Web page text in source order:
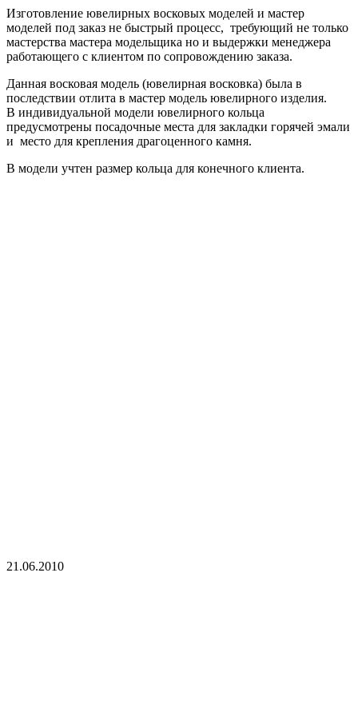
Изготовление ювелирных восковых моделей и мастер
моделей под заказ не быстрый процесс, требующий не только
мастерства мастера модельщика но и выдержки менеджера
работающего с клиентом по сопровождению заказа.
Данная восковая модель (ювелирная восковка) была в
последствии отлита в мастер модель ювелирного изделия.
В индивидуальной модели ювелирного кольца
предусмотрены посадочные места для закладки горячей эмали
и место для крепления драгоценного камня.
В модели учтен размер кольца для конечного клиента.
21.06.2010